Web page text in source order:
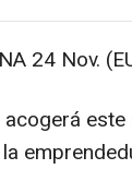
24 Nov.
acogerá